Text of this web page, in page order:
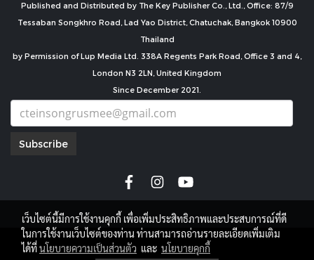
Published and Distributed by The Key Publisher Co., Ltd., Office: 87/9
Tessaban Songkhro Road, Lad Yao District, Chatuchak, Bangkok 10900
Thailand
by Permission of Lup Media Ltd. 338A Regents Park Road, Office 3 and 4,
London N3 2LN, United Kingdom
Since December 2021.
Subscribe
copyright by
เว็บไซต์นี้มีการใช้งานคุกกี้ เพื่อเพิ่มประสิทธิภาพและประสบการณ์ที่ดี
ในการใช้งานเว็บไซต์ของท่าน ท่านสามารถอ่านรายละเอียดเพิ่มเติม
ได้ที่นโยบายความเป็นส่วนตัว และ นโยบายคุกกี้